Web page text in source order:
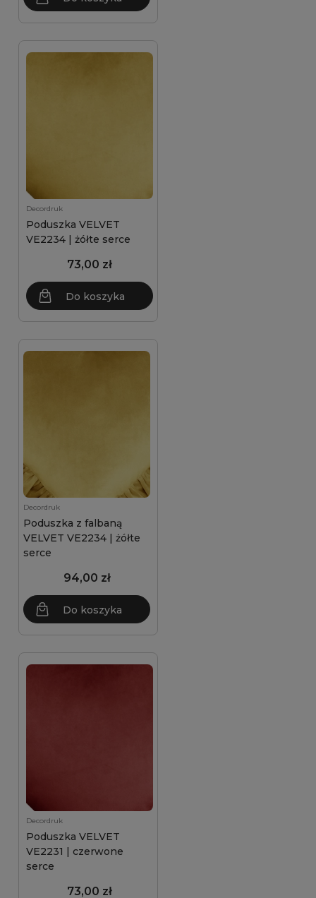
Decordruk
Poduszka VELVET
VE2234 | żółte serce
73,00 zł
Do koszyka
Decordruk
Poduszka z falbaną
VELVET VE2234 | żółte
serce
94,00 zł
Do koszyka
Decordruk
Poduszka VELVET
VE2231 | czerwone
serce
73,00 zł